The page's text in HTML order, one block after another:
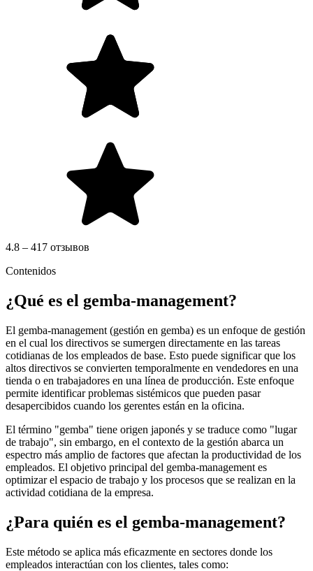
4.8 – 417 отзывов
Contenidos
¿Qué es el gemba-management?
El gemba-management (gestión en gemba) es un enfoque de gestión
en el cual los directivos se sumergen directamente en las tareas
cotidianas de los empleados de base. Esto puede significar que los
altos directivos se convierten temporalmente en vendedores en una
tienda o en trabajadores en una línea de producción. Este enfoque
permite identificar problemas sistémicos que pueden pasar
desapercibidos cuando los gerentes están en la oficina.
El término "gemba" tiene origen japonés y se traduce como "lugar
de trabajo", sin embargo, en el contexto de la gestión abarca un
espectro más amplio de factores que afectan la productividad de los
empleados. El objetivo principal del gemba-management es
optimizar el espacio de trabajo y los procesos que se realizan en la
actividad cotidiana de la empresa.
¿Para quién es el gemba-management?
Este método se aplica más eficazmente en sectores donde los
empleados interactúan con los clientes, tales como: